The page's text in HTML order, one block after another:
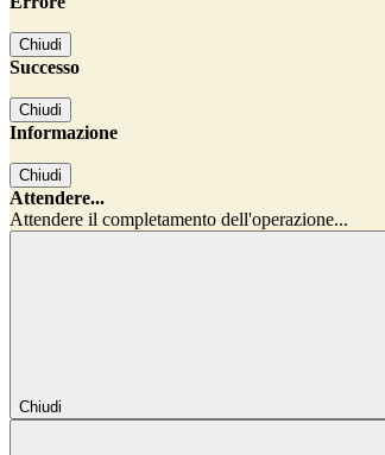
Chiudi
Successo
Chiudi
Informazione
Chiudi
Attendere...
Attendere il completamento dell'operazione...
Chiudi